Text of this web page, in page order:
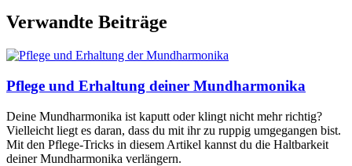
Verwandte Beiträge
Pflege und Erhaltung deiner Mundharmonika
Deine Mundharmonika ist kaputt oder klingt nicht mehr richtig?
Vielleicht liegt es daran, dass du mit ihr zu ruppig umgegangen bist.
Mit den Pflege-Tricks in diesem Artikel kannst du die Haltbarkeit
deiner Mundharmonika verlängern.